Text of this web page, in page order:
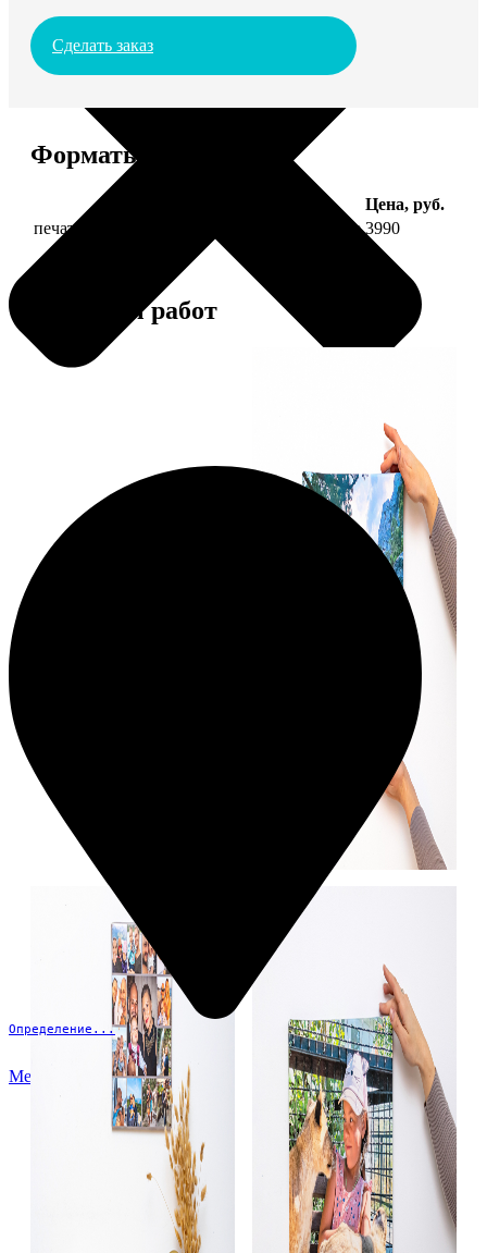
Определение...
Меню
Сделать заказ
Форматы и цены
Цена, руб.
печать фото на холсте 40х40 на подрамнике 3990
Примеры работ